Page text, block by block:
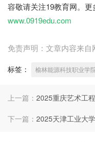
容敬请关注19教育网。更
www.0919edu.com
免责声明：文章内容来自
标签： 榆林能源科技职业学
上一篇： 2025重庆艺术工
下一篇： 2025天津工业大